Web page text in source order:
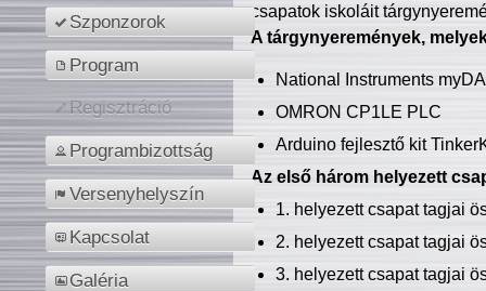
Szponzorok
Program
Regisztráció
Programbizottság
Versenyhelyszín
Kapcsolat
Galéria
csapatok iskoláit
A tárgynyeremények,
National Instruments
OMRON CP1LE PLC
Arduino fejlesztő kit
Az első három helyezett
1. helyezett csapat tagjai
2. helyezett csapat tagjai
3. helyezett csapat tagjai